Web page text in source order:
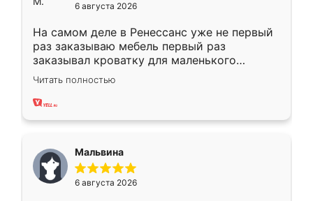
6 августа 2026
На самом деле в Ренессанс уже не первый
раз заказываю мебель первый раз
заказывал кроватку для маленького
ребёнка при его рождении ,во второй раз
заказал шкаф-купе. По качеству очень
хорошее сборка достаточно быстрая,
меньше, здесь же он более разнообразный.
Мне нравится ,если что-то потребуется из
мебели буду заказывать только здесь.
Читать полностью
Мальвина
6 августа 2026